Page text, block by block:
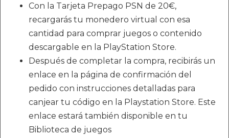
Con la Tarjeta Prepago PSN de 20€,
recargarás tu monedero virtual con esa
cantidad para comprar juegos o contenido
descargable en la PlayStation Store.
Después de completar la compra, recibirás un
enlace en la página de confirmación del
pedido con instrucciones detalladas para
canjear tu código en la Playstation Store. Este
enlace estará también disponible en tu
Biblioteca de juegos